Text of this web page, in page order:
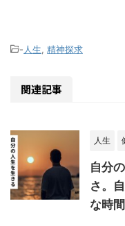
-人生, 精神探求
関連記事
人生
自分
さ。
な時